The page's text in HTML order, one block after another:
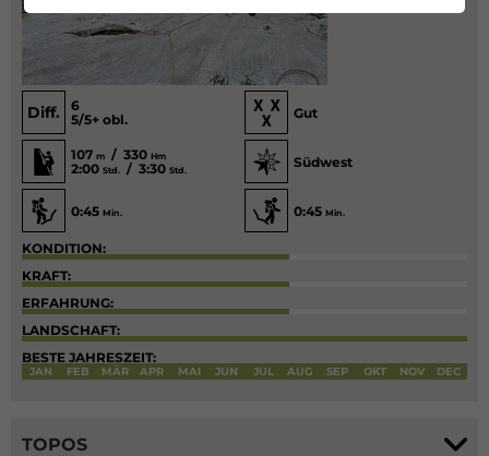
Diff.
6
5/5+ obl.
Gut
107 m / 330 Hm
2:00 Std. / 3:30 Std.
Südwest
0:45 Min. 0:45 Min.
KONDITION:
KRAFT:
ERFAHRUNG:
LANDSCHAFT:
BESTE JAHRESZEIT:
JAN FEB MÄR APR MAI JUN JUL AUG SEP OKT NOV DEC
TOPOS